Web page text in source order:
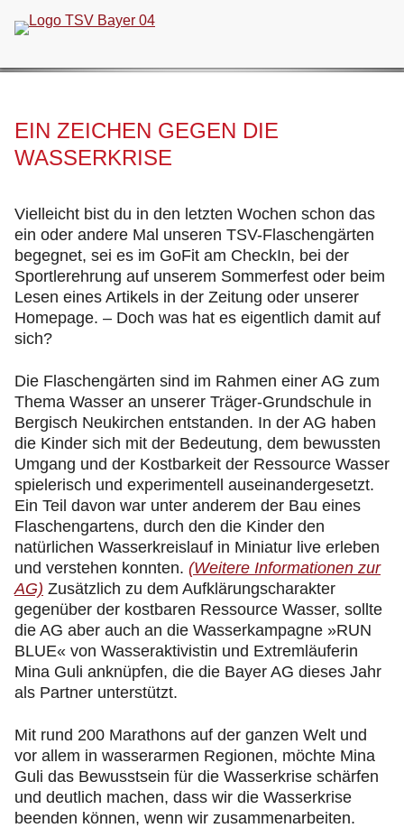
überspringen
EIN ZEICHEN GEGEN DIE
WASSERKRISE
Vielleicht bist du in den letzten Wochen schon das
ein oder andere Mal unseren TSV-Flaschengärten
begegnet, sei es im GoFit am CheckIn, bei der
Sportlerehrung auf unserem Sommerfest oder beim
Lesen eines Artikels in der Zeitung oder unserer
Homepage. – Doch was hat es eigentlich damit auf
sich?
Die Flaschengärten sind im Rahmen einer AG zum
Thema Wasser an unserer Träger-Grundschule in
Bergisch Neukirchen entstanden. In der AG haben
die Kinder sich mit der Bedeutung, dem bewussten
Umgang und der Kostbarkeit der Ressource Wasser
spielerisch und experimentell auseinandergesetzt.
Ein Teil davon war unter anderem der Bau eines
Flaschengartens, durch den die Kinder den
natürlichen Wasserkreislauf in Miniatur live erleben
und verstehen konnten. (Weitere Informationen zur
AG) Zusätzlich zu dem Aufklärungscharakter
gegenüber der kostbaren Ressource Wasser, sollte
die AG aber auch an die Wasserkampagne »RUN
BLUE« von Wasseraktivistin und Extremläuferin
Mina Guli anknüpfen, die die Bayer AG dieses Jahr
als Partner unterstützt.
Mit rund 200 Marathons auf der ganzen Welt und
vor allem in wasserarmen Regionen, möchte Mina
Guli das Bewusstsein für die Wasserkrise schärfen
und deutlich machen, dass wir die Wasserkrise
beenden können, wenn wir zusammenarbeiten.